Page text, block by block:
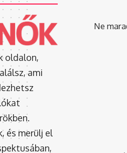
oldalon,
ami
és merülj el
Ne